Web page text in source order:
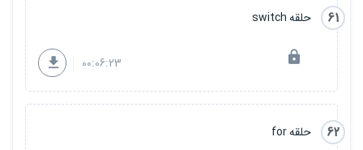
61 حلقه switch
00:06:23
62 حلقه for